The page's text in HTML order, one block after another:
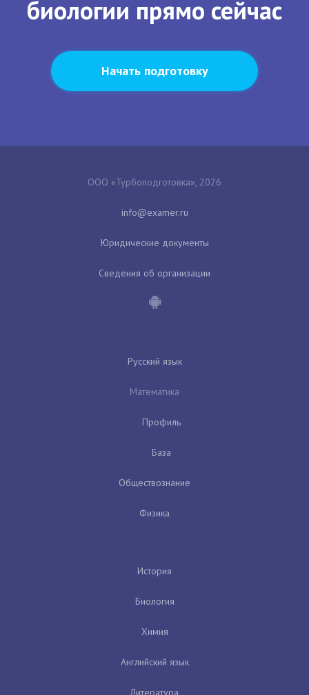
биологии прямо сейчас
Начать подготовку
ООО «Турбоподготовка», 2026
Юридические документы
Сведения об организации
Русский язык
Математика
Профиль
База
Обществознание
Физика
История
Биология
Химия
Английский язык
Литература